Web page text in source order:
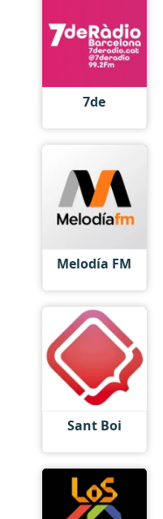
7de
Melodía FM
Sant Boi